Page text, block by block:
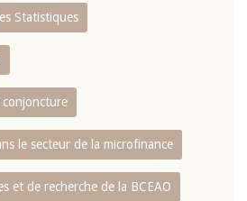
Statistiques
conjoncture
le secteur de la microfinance
et de recherche de la BCEAO